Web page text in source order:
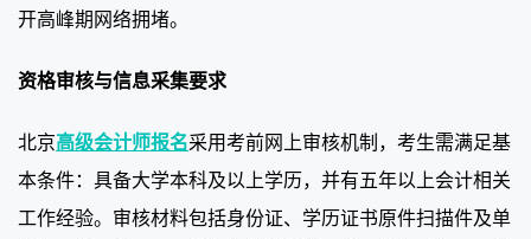
开高峰期网络拥堵。
资格审核与信息采集要求
北京高级会计师报名采用考前网上审核机制，考生需满足基
本条件：具备大学本科及以上学历，并有五年以上会计相关
工作经验。审核材料包括身份证、学历证书原件扫描件及单